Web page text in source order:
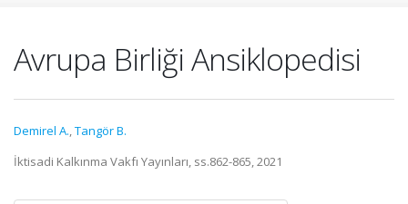
Avrupa Birliği Ansiklopedisi
Demirel A.,Tangör B.
İktisadi Kalkınma Vakfı Yayınları, ss.862-865, 2021